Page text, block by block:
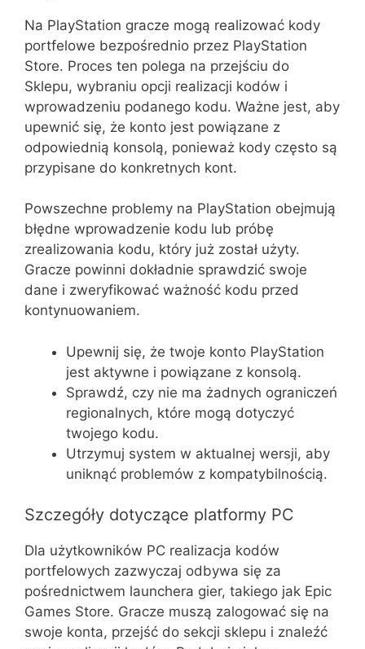
Na PlayStation gracze mogą realizować kody
portfelowe bezpośrednio przez PlayStation
Store. Proces ten polega na przejściu do
Sklepu, wybraniu opcji realizacji kodów i
wprowadzeniu podanego kodu. Ważne jest, aby
upewnić się, że konto jest powiązane z
odpowiednią konsolą, ponieważ kody często są
przypisane do konkretnych kont.
Powszechne problemy na PlayStation obejmują
błędne wprowadzenie kodu lub próbę
zrealizowania kodu, który już został użyty.
Gracze powinni dokładnie sprawdzić swoje
dane i zweryfikować ważność kodu przed
kontynuowaniem.
Upewnij się, że twoje konto PlayStation
jest aktywne i powiązane z konsolą.
Sprawdź, czy nie ma żadnych ograniczeń
regionalnych, które mogą dotyczyć
twojego kodu.
Utrzymuj system w aktualnej wersji, aby
uniknąć problemów z kompatybilnością.
Szczegóły dotyczące platformy PC
Dla użytkowników PC realizacja kodów
portfelowych zazwyczaj odbywa się za
pośrednictwem launchera gier, takiego jak Epic
Games Store. Gracze muszą zalogować się na
swoje konta, przejść do sekcji sklepu i znaleźć